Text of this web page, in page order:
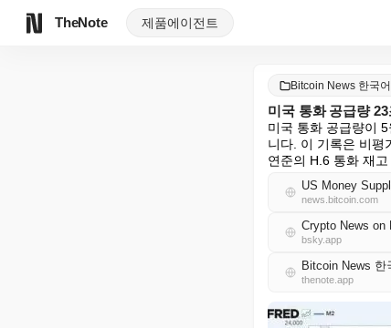
TheNote 제품에이전트
Bitcoin News 한국어
미국 통화 공급량
미국 통화 공급량이
니다. 이 기록은 비평
연준의 H.6 통화 재
US Money
news.bitcoin.com
Crypto News on
bsky.app
Bitcoin News 한
thenote.app